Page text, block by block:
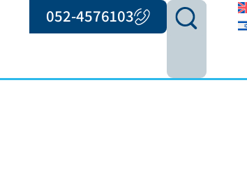
052-4576103